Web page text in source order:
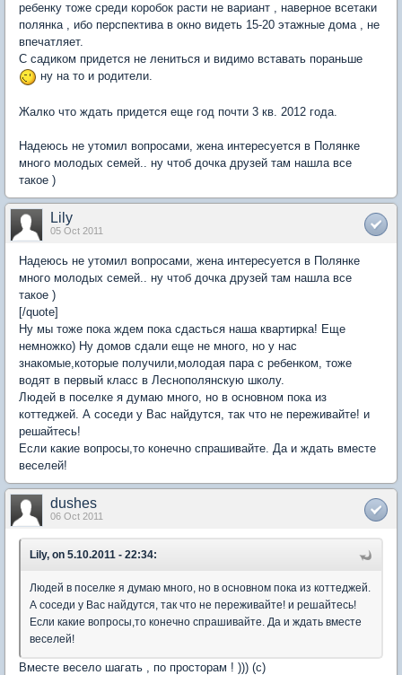
ребенку тоже среди коробок расти не вариант , наверное всетаки
полянка , ибо перспектива в окно видеть 15-20 этажные дома , не
впечатляет.
С садиком придется не лениться и видимо вставать пораньше
ну на то и родители.
Жалко что ждать придется еще год почти 3 кв. 2012 года.
Надеюсь не утомил вопросами, жена интересуется в Полянке
много молодых семей.. ну чтоб дочка друзей там нашла все
такое )
Lily
05 Oct 2011
Надеюсь не утомил вопросами, жена интересуется в Полянке
много молодых семей.. ну чтоб дочка друзей там нашла все
такое )
[/quote]
Ну мы тоже пока ждем пока сдасться наша квартирка! Еще
немножко) Ну домов сдали еще не много, но у нас
знакомые,которые получили,молодая пара с ребенком, тоже
водят в первый класс в Леснополянскую школу.
Людей в поселке я думаю много, но в основном пока из
коттеджей. А соседи у Вас найдутся, так что не переживайте! и
решайтесь!
Если какие вопросы,то конечно спрашивайте. Да и ждать вместе
веселей!
dushes
06 Oct 2011
Lily, on 5.10.2011 - 22:34:
Людей в поселке я думаю много, но в основном пока из коттеджей.
А соседи у Вас найдутся, так что не переживайте! и решайтесь!
Если какие вопросы,то конечно спрашивайте. Да и ждать вместе
веселей!
Вместе весело шагать , по просторам ! ))) (с)